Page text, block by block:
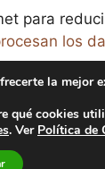
para
los
Cerveza -
la mejor
qué cookies
. Ver Política de